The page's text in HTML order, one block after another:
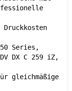
Series,
DX C 259 iZ,
gleichmäßige